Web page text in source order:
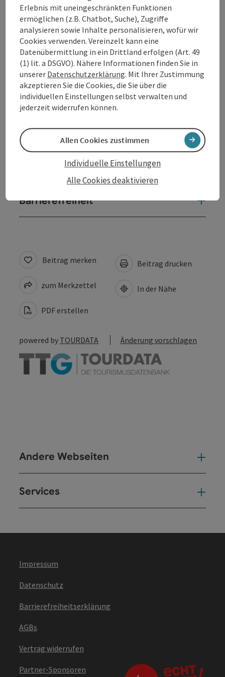
Kontakt
Öffnungszeiten
Anreise/Lage
Ausstattung
Preise
Barrierefreiheit
Beitrag merken
zum Merkzettel
PDF erstellen
Beitrag drucken
In der Nähe
powered by TOURDATA Änderung vorschlagen
Andere Webseiten
Services
Impressum
Datenschutz
Barrierefreiheitserklärung
AGBs
Vertrag widerrufen
Partner-Sponsoren
Erlebnis mit uneingeschränkten Funktionen
ermöglichen (z.B. Chatbot, Suche), Zugriffe
analysieren sowie Inhalte personalisieren, wofür wir
Cookies verwenden. Vereinzelt kann eine
Datenübermittlung in ein Drittland erfolgen (Art. 49
(1) lit. a DSGVO). Nähere Informationen finden Sie in
unserer Datenschutzerklärung. Mit Ihrer Zustimmung
akzeptieren Sie die Cookies, die Sie über die
individuellen Einstellungen selbst verwalten und
jederzeit widerrufen können.
Alle Cookies deaktivieren
Individuelle Einstellungen
Allen Cookies zustimmen